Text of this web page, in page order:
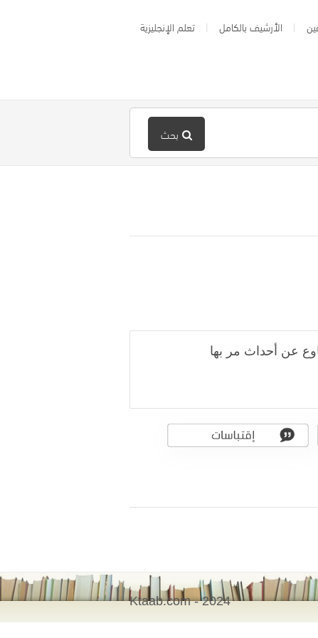
الأرشيف بالكامل تعلم الإنجليزية
بحث
عن أحداث مر بها
Ktaab.com - 2024